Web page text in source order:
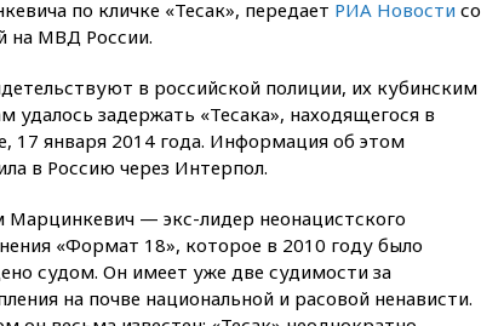
по кличке «Тесак», передает РИА Новости со
на МВД России.
в российской полиции, их кубинским
удалось задержать «Тесака», находящегося в
17 января 2014 года. Информация об этом
в Россию через Интерпол.
— экс-лидер неонацистского
«Формат 18», которое в 2010 году было
судом. Он имеет уже две судимости за
на почве национальной и расовой ненависти.